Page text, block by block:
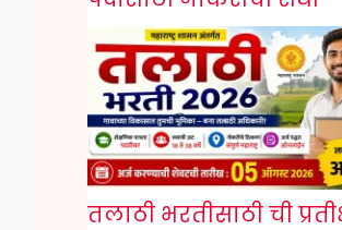
तलाठी भरतीसाठी ची